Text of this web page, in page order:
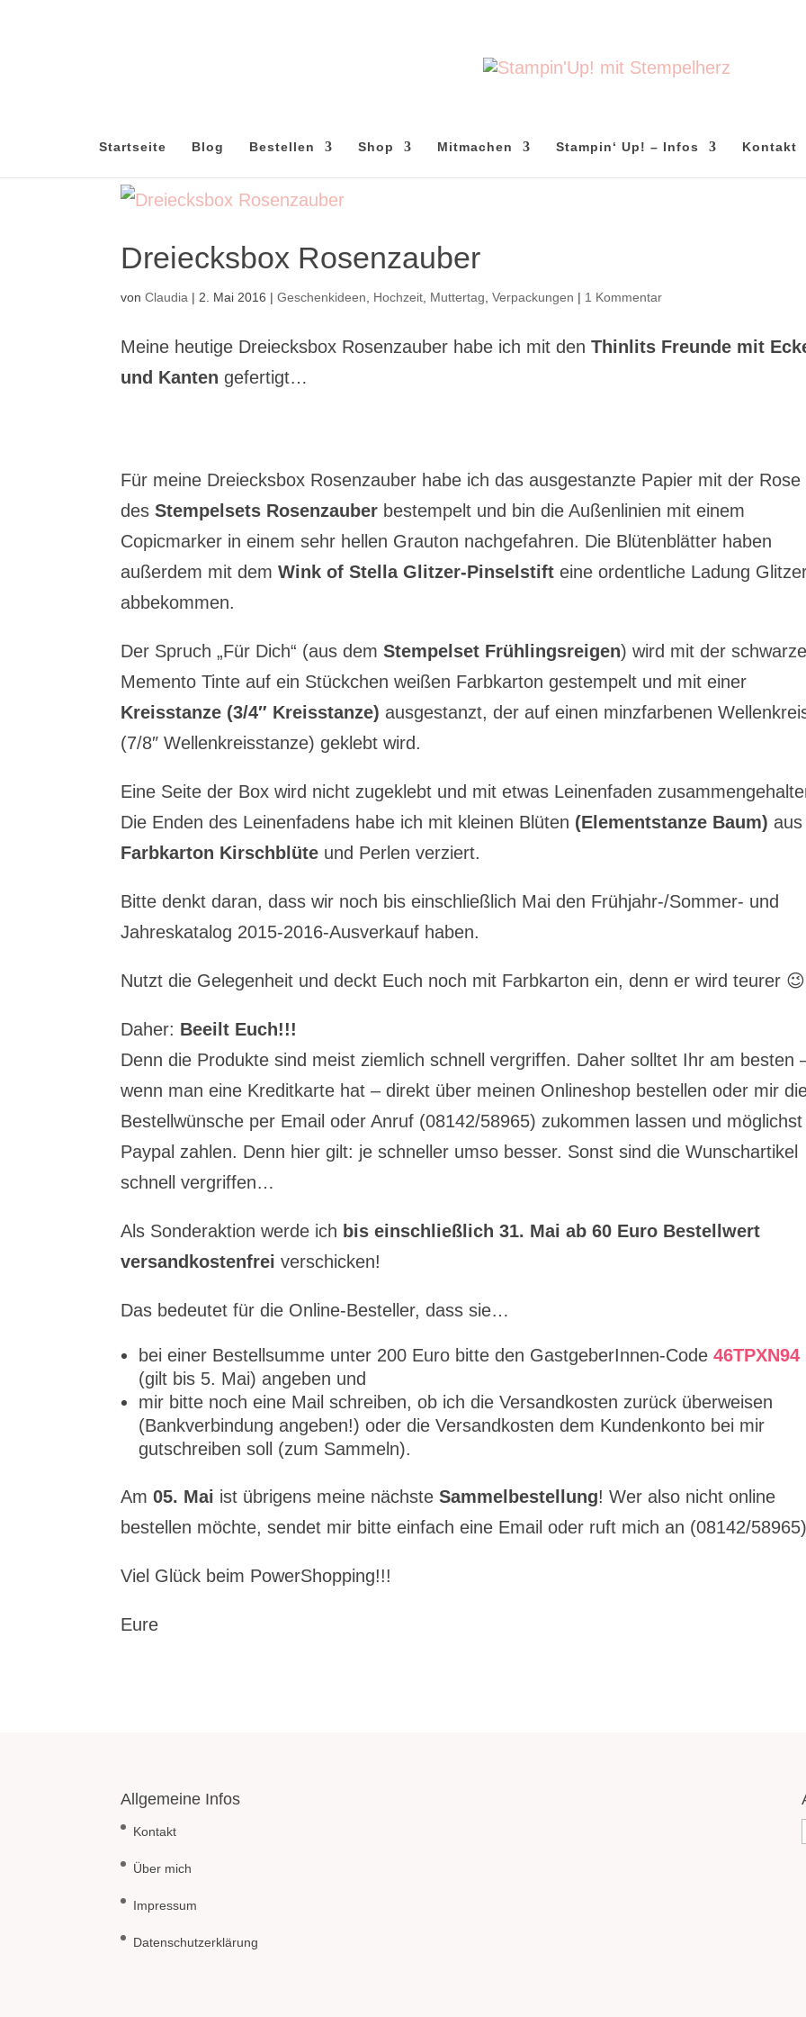
Startseite Blog Bestellen Shop Mitmachen Stampin‘ Up! – Infos Kontakt
Dreiecksbox Rosenzauber
vonClaudia | 2. Mai 2016 |Geschenkideen Hochzeit Muttertag ,Verpackungen | 1 Kommentar
Meine heutige Dreiecksbox Rosenzauber habe ich mit denThinlits Freunde mit
und Kanten gefertigt…
Für meine Dreiecksbox Rosenzauber habe ich das ausgestanzte Papier mit der Rose
desStempelsets Rosenzauber bestempelt und bin die Außenlinien mit einem
Copicmarker in einem sehr hellen Grauton nachgefahren. Die Blütenblätter haben
außerdem mit demWink of Stella Glitzer-Pinselstift eine ordentliche Ladung
abbekommen.
Der Spruch „Für Dich“ (aus demStempelset Frühlingsreigen) wird mit der
Memento Tinte auf ein Stückchen weißen Farbkarton gestempelt und mit einer
Kreisstanze (3/4″ Kreisstanze) ausgestanzt, der auf einen minzfarbenen
(7/8″ Wellenkreisstanze) geklebt wird.
Eine Seite der Box wird nicht zugeklebt und mit etwas Leinenfaden
Die Enden des Leinenfadens habe ich mit kleinen Blüten (Elementstanze Baum) aus
Farbkarton Kirschblüte und Perlen verziert.
Bitte denkt daran, dass wir noch bis einschließlich Mai den Frühjahr-/Sommer- und
Jahreskatalog 2015-2016-Ausverkauf haben.
Nutzt die Gelegenheit und deckt Euch noch mit Farbkarton ein, denn er wird teurer 😉
Daher: Beeilt Euch!!!
Denn die Produkte sind meist ziemlich schnell vergriffen. Daher solltet Ihr am besten
wenn man eine Kreditkarte hat – direkt über meinen Onlineshop bestellen oder mir
Bestellwünsche per Email oder Anruf (08142/58965) zukommen lassen und
Paypal zahlen. Denn hier gilt: je schneller umso besser. Sonst sind die Wunschartikel
schnell vergriffen…
Als Sonderaktion werde ich bis einschließlich 31. Mai ab 60 Euro Bestellwert
versandkostenfrei verschicken!
Das bedeutet für die Online-Besteller, dass sie…
bei einer Bestellsumme unter 200 Euro bitte den GastgeberInnen-Code46TPXN94
(gilt bis 5. Mai) angeben und
mir bitte noch eine Mail schreiben, ob ich die Versandkosten zurück überweisen
(Bankverbindung angeben!) oder die Versandkosten dem Kundenkonto bei mir
gutschreiben soll (zum Sammeln).
Am05. Mai ist übrigens meine nächsteSammelbestellung! Wer also nicht online
bestellen möchte, sendet mir bitte einfach eine Email oder ruft mich an (08142/
Viel Glück beim PowerShopping!!!
Eure
Allgemeine Infos
Kontakt
Über mich
Impressum
Datenschutzerklärung